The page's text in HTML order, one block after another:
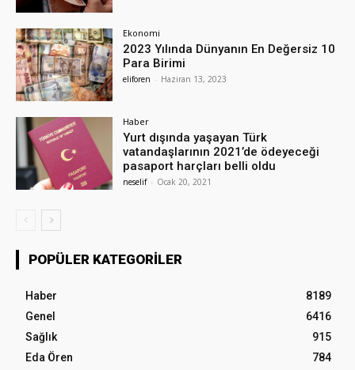
Ekonomi
2023 Yılında Dünyanın En Değersiz 10
Para Birimi
eliforen - Haziran 13, 2023
Haber
Yurt dışında yaşayan Türk
vatandaşlarının 2021’de ödeyeceği
pasaport harçları belli oldu
neselif - Ocak 20, 2021
POPÜLER KATEGORILER
Haber
8189
Genel
6416
Sağlık
915
Eda Ören
784